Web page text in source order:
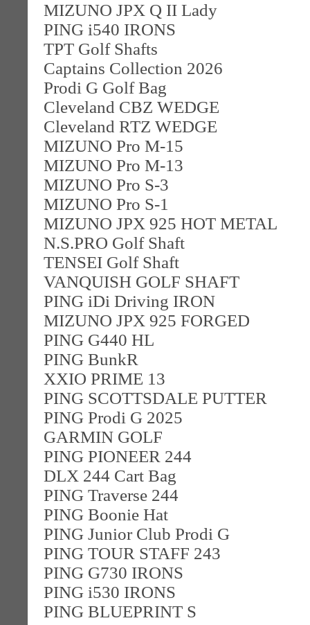
MIZUNO JPX Q II Lady
PING i540 IRONS
TPT Golf Shafts
Captains Collection 2026
Prodi G Golf Bag
Cleveland CBZ WEDGE
Cleveland RTZ WEDGE
MIZUNO Pro M-15
MIZUNO Pro M-13
MIZUNO Pro S-3
MIZUNO Pro S-1
MIZUNO JPX 925 HOT METAL
N.S.PRO Golf Shaft
TENSEI Golf Shaft
VANQUISH GOLF SHAFT
PING iDi Driving IRON
MIZUNO JPX 925 FORGED
PING G440 HL
PING BunkR
XXIO PRIME 13
PING SCOTTSDALE PUTTER
PING Prodi G 2025
GARMIN GOLF
PING PIONEER 244
DLX 244 Cart Bag
PING Traverse 244
PING Boonie Hat
PING Junior Club Prodi G
PING TOUR STAFF 243
PING G730 IRONS
PING i530 IRONS
PING BLUEPRINT S